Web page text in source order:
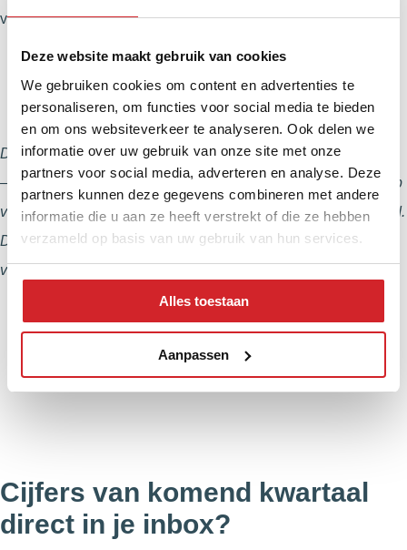
Deze website maakt gebruik van cookies
We gebruiken cookies om content en advertenties te
personaliseren, om functies voor social media te bieden
en om ons websiteverkeer te analyseren. Ook delen we
informatie over uw gebruik van onze site met onze
partners voor social media, adverteren en analyse. Deze
partners kunnen deze gegevens combineren met andere
informatie die u aan ze heeft verstrekt of die ze hebben
verzameld op basis van uw gebruik van hun services.
Alles toestaan
Aanpassen
vrijstaand
Deze kwartaalcijfers zijn op basis van marktdata van brainbay
– dochteronderneming van de NVM – gegenereerd met behulp
van AI. Aan deze cijfers kunnen geen rechten worden ontleend.
De cijfers zijn bedoeld voor verkennende doeleinden en
vormen geen vervanging voor officiële financiële rapportages.
Cijfers van komend kwartaal
direct in je inbox?